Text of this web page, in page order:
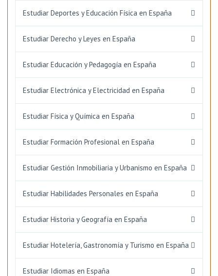
Estudiar Deportes y Educación Física en España
Estudiar Derecho y Leyes en España
Estudiar Educación y Pedagogía en España
Estudiar Electrónica y Electricidad en España
Estudiar Física y Química en España
Estudiar Formación Profesional en España
Estudiar Gestión Inmobiliaria y Urbanismo en España
Estudiar Habilidades Personales en España
Estudiar Historia y Geografía en España
Estudiar Hotelería, Gastronomía y Turismo en España
Estudiar Idiomas en España